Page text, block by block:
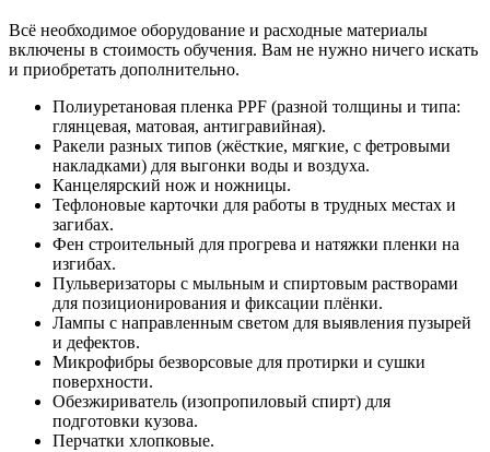
Всё необходимое оборудование и расходные материалы
включены в стоимость обучения. Вам не нужно ничего искать
и приобретать дополнительно.
Полиуретановая пленка PPF (разной толщины и типа:
глянцевая, матовая, антигравийная).
Ракели разных типов (жёсткие, мягкие, с фетровыми
накладками) для выгонки воды и воздуха.
Канцелярский нож и ножницы.
Тефлоновые карточки для работы в трудных местах и
загибах.
Фен строительный для прогрева и натяжки пленки на
изгибах.
Пульверизаторы с мыльным и спиртовым растворами
для позиционирования и фиксации плёнки.
Лампы с направленным светом для выявления пузырей
и дефектов.
Микрофибры безворсовые для протирки и сушки
поверхности.
Обезжириватель (изопропиловый спирт) для
подготовки кузова.
Перчатки хлопковые.